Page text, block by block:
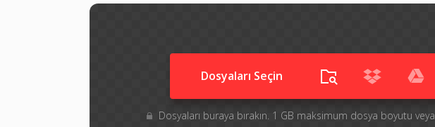
Dosyaları Seçin
Dosyaları buraya bırakın. 1 GB maksimum dosya boyutu veya